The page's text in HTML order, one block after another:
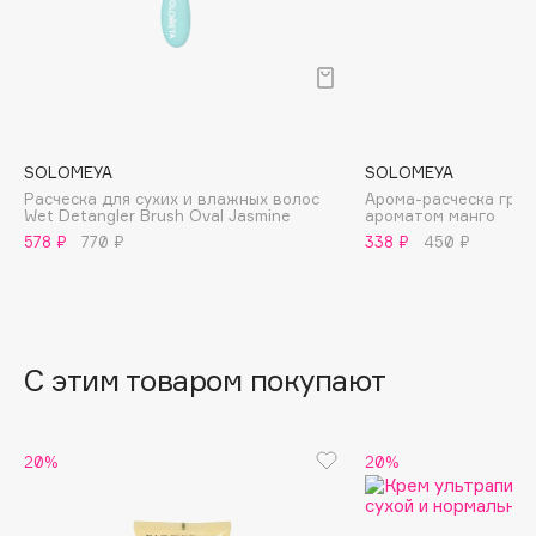
Banderas
Basicare
Batiste
beautyblender
SOLOMEYA
Расческа для сухих и влажных волос
Wet Detangler Brush Oval Jasmine
578 ₽
770 ₽
SOLOMEYA
Арома-расческа
ароматом манго
338 ₽
450 ₽
С этим товаром покупают
20% 20%